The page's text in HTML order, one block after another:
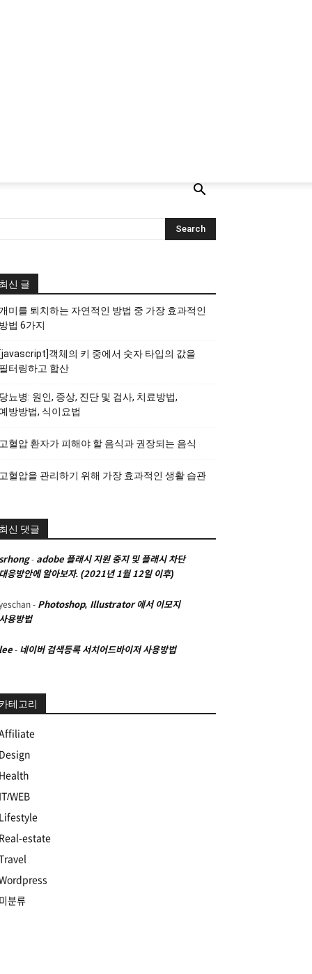
신 글
미를 퇴치하는 자연적인 방법 중 가장 효과적인
법 6가지
객체의 키 중에서 숫자 타입의 값을
터링하고 합산
뇨병: 원인, 증상, 진단 및 검사, 치료방법,
방방법, 식이요법
혈압 환자가 피해야 할 음식과 권장되는 음식
혈압을 관리하기 위해 가장 효과적인 생활 습관
신 댓글
- adobe 플래시 지원 중지 및 플래시 차단
응방안에 알아보자. (2021년 1월 12일 이후)
- Photoshop, Illustrator 에서 이모지
용방법
- 네이버 검색등록 서치어드바이저 사용방법
테고리
WEB
estate
분류